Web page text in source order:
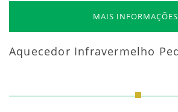
MAIS INFORMAÇÕES